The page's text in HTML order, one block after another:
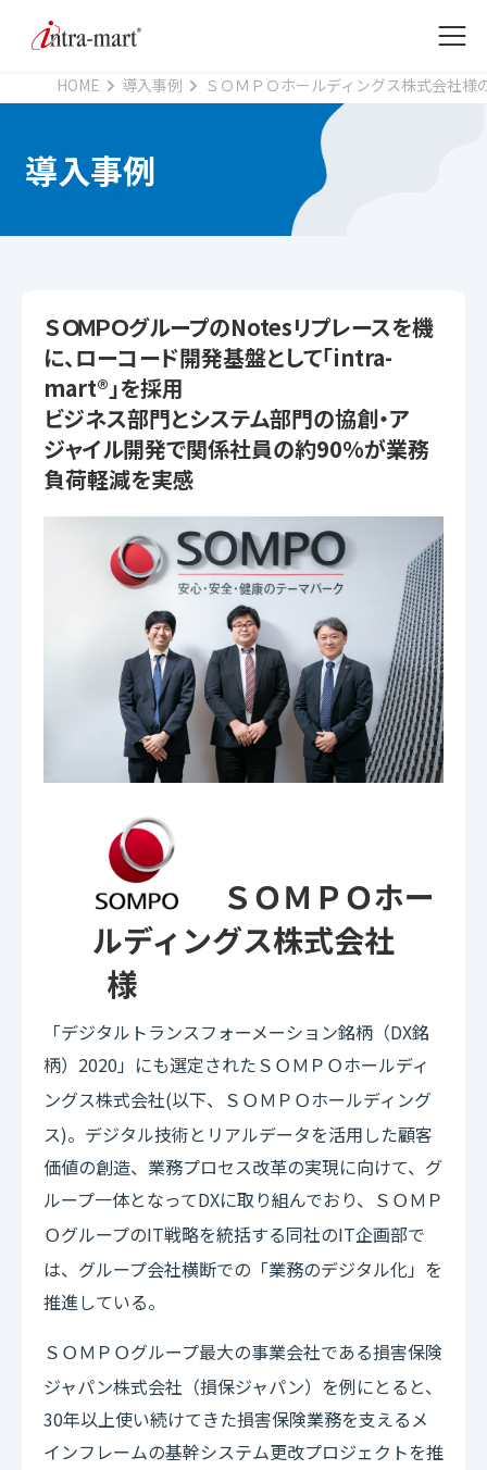
HOME 導入事例 ＳＯＭＰＯホールディングス株式会社
導入事例
ＳＯＭＰＯグループのNotesリプレースを機
に、ローコード開発基盤として「intra-
mart®」を採用
ビジネス部門とシステム部門の協創・ア
ジャイル開発で関係社員の約90%が業務
負荷軽減を実感
ＳＯＭＰＯホー
ルディングス株式会社
様
「デジタルトランスフォーメーション銘柄（DX銘
柄）2020」にも選定された ＳＯＭＰＯホールディ
ングス株式会社(以下、
ＳＯＭＰＯホールディング
ス)。デジタル技術とリアルデータを活用した顧客
価値の創造、業務プロセス改革の実現に向けて、グ
ループ一体となってDXに取り組んでおり、
ＳＯＭＰ
ＯグループのIT戦略を統括する同社のIT企画部で
は、グループ会社横断での「業務のデジタル化」を
推進している。
ＳＯＭＰＯグループ最大の事業会社である損害保険
ジャパン株式会社（損保ジャパン）を例にとると、
30年以上使い続けてきた損害保険業務を支えるメ
インフレームの基幹システム更改プロジェクトを推